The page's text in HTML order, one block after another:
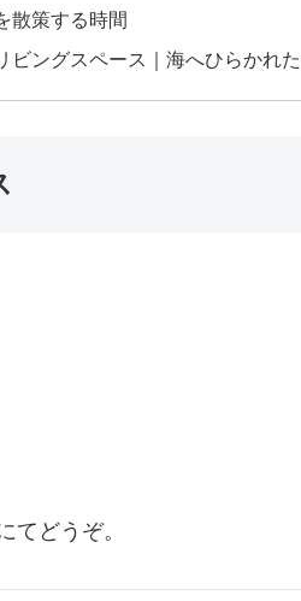
散策する時間
ビングスペース｜海へひらかれ
てどうぞ。